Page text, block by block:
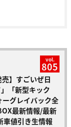
vol.
805
売】すごいぜ日
「新型キック
グレイバック全
最新情報/最新
車値引き生情報